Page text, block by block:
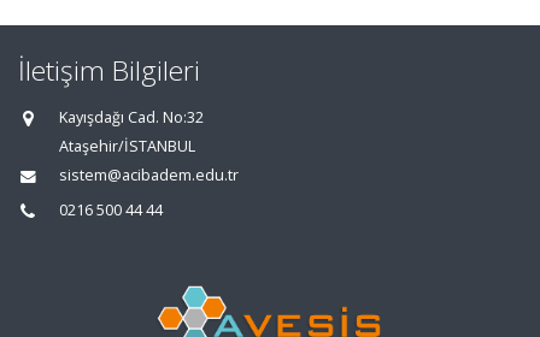
İletişim Bilgileri
Kayışdağı Cad. No:32
Ataşehir/İSTANBUL
sistem@acibadem.edu.tr
0216 500 44 44